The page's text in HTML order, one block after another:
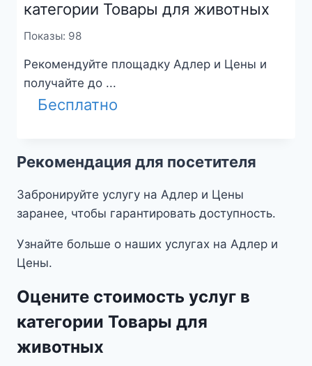
категории Товары для животных
Показы: 98
Рекомендуйте площадку Адлер и Цены и
получайте до ...
Бесплатно
Рекомендация для посетителя
Забронируйте услугу на Адлер и Цены
заранее, чтобы гарантировать доступность.
Узнайте больше о наших услугах на Адлер и
Цены.
Оцените стоимость услуг в
категории Товары для
животных